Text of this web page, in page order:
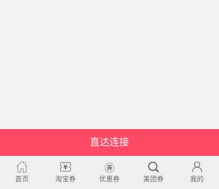
直达连接
首页 淘宝券 优惠券 美团券 我的